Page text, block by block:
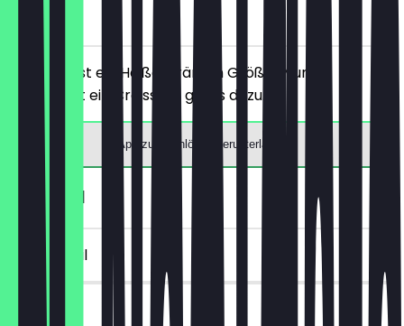
vor Ort
Du bestellst ein Heißgetränk in Größe M und
bekommst ein Croissant gratis dazu.
App zum Einlösen herunterladen
1€ Brezel
~€ 1 Vorteil
30 Tage